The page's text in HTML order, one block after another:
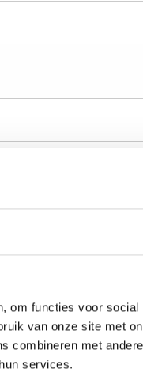
om functies voor
van onze site met
combineren met
services.